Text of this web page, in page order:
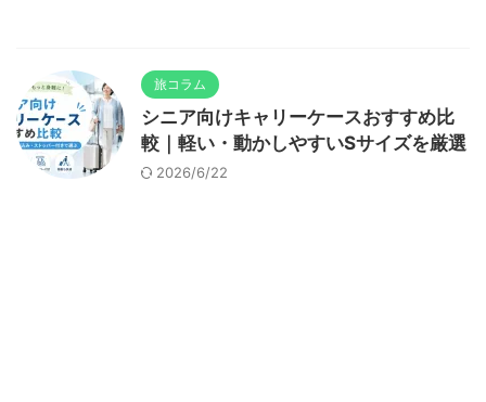
旅コラム
シニア向けキャリーケースおすすめ比
較｜軽い・動かしやすいSサイズを厳選
2026/6/22